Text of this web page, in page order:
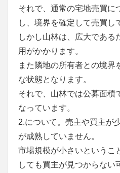
それで、通常の宅地売買に
し、境界を確定して売買し
しかし山林は、広大である
用がかかります。
また隣地の所有者との境界
な状態となります。
それで、山林では公募面積
なっています。
2.について。売主や買主が
が成熟していません。
市場規模が小さいというこ
しても買主が見つからない